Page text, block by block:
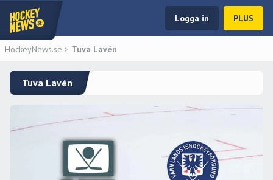
Logga in PLUS
HockeyNews.se > Tuva Lavén
Tuva Lavén